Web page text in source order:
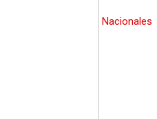
Nacionales